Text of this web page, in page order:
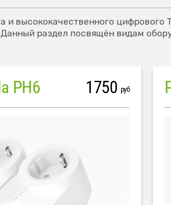
высококачественного цифрового
раздел посвящён видам
PH6 1750 руб